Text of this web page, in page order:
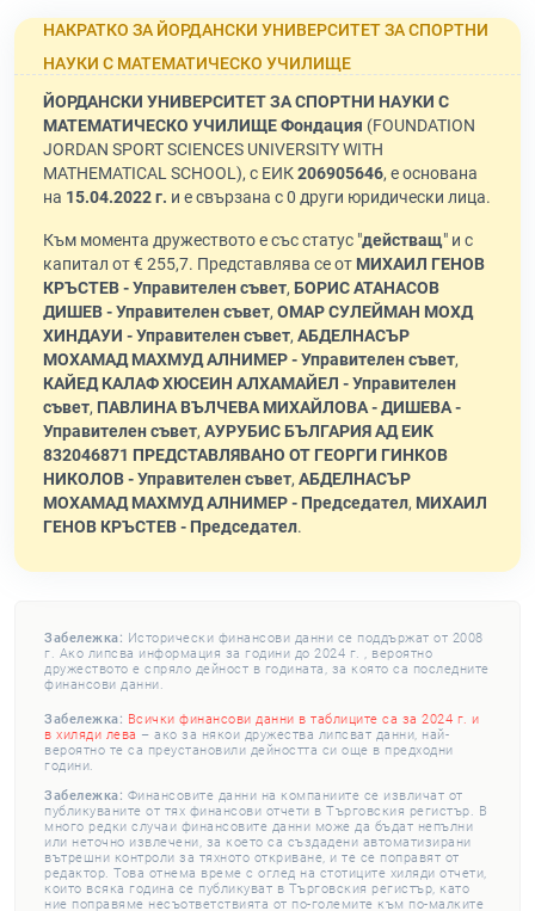
НАКРАТКО ЗА ЙОРДАНСКИ УНИВЕРСИТЕТ ЗА СПОРТНИ
НАУКИ С МАТЕМАТИЧЕСКО УЧИЛИЩЕ
ЙОРДАНСКИ УНИВЕРСИТЕТ ЗА СПОРТНИ НАУКИ С
МАТЕМАТИЧЕСКО УЧИЛИЩЕ Фондация (FOUNDATION
JORDAN SPORT SCIENCES UNIVERSITY WITH
MATHEMATICAL SCHOOL), с ЕИК206905646, е основана
на 15.04.2022 г. и е свързана с 0 други юридически лица.
Към момента дружеството е със статус "действащ" и с
капитал от € 255,7. Представлява се от МИХАИЛ ГЕНОВ
КРЪСТЕВ - Управителен съвет, БОРИС АТАНАСОВ
ДИШЕВ - Управителен съвет, ОМАР СУЛЕЙМАН МОХД
ХИНДАУИ - Управителен съвет, АБДЕЛНАСЪР
МОХАМАД МАХМУД АЛНИМЕР - Управителен съвет,
КАЙЕД КАЛАФ ХЮСЕИН АЛХАМАЙЕЛ - Управителен
съвет, ПАВЛИНА ВЪЛЧЕВА МИХАЙЛОВА - ДИШЕВА -
Управителен съвет, АУРУБИС БЪЛГАРИЯ АД ЕИК
832046871 ПРЕДСТАВЛЯВАНО ОТ ГЕОРГИ ГИНКОВ
НИКОЛОВ - Управителен съвет, АБДЕЛНАСЪР
МОХАМАД МАХМУД АЛНИМЕР - Председател, МИХАИЛ
ГЕНОВ КРЪСТЕВ - Председател.
Забележка: Исторически финансови данни се поддържат от 2008
г. Ако липсва информация за години до 2024 г. , вероятно
дружеството е спряло дейност в годината, за която са последните
финансови данни.
Забележка: Всички финансови данни в таблиците са за 2024 г. и
в хиляди лева – ако за някои дружества липсват данни, най-
вероятно те са преустановили дейността си още в предходни
години.
Забележка: Финансовите данни на компаниите се извличат от
публикуваните от тях финансови отчети в Търговския регистър. В
много редки случаи финансовите данни може да бъдат непълни
или неточно извлечени, за което са създадени автоматизирани
вътрешни контроли за тяхното откриване, и те се поправят от
редактор. Това отнема време с оглед на стотиците хиляди отчети,
които всяка година се публикуват в Търговския регистър, като
ние поправяме несъответствията от по-големите към по-малките